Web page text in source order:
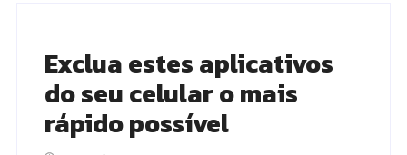
Exclua estes aplicativos
do seu celular o mais
rápido possível